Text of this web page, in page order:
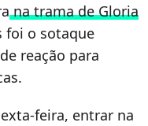
na trama de Gloria
foi o sotaque
reação para
feira, entrar na